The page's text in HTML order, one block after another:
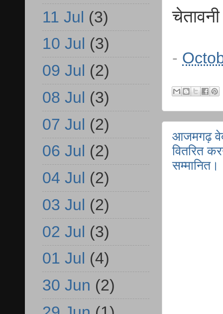
-
आजमगढ़
वितरित
सम्मानित।
11 Jul (3)
10 Jul (3)
09 Jul (2)
08 Jul (3)
07 Jul (2)
06 Jul (2)
04 Jul (2)
03 Jul (2)
02 Jul (3)
01 Jul (4)
30 Jun (2)